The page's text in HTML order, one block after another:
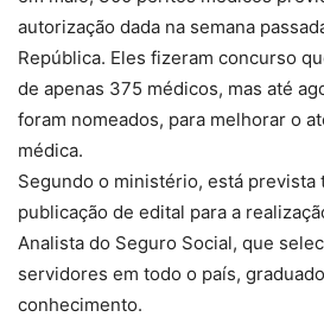
autorização dada na semana
República. Eles fizeram concurso
de apenas 375 médicos, mas até
foram nomeados, para melhorar o
médica.
Segundo o ministério, está prevista
publicação de edital para a
Analista do Seguro Social, que
servidores em todo o país,
conhecimento.